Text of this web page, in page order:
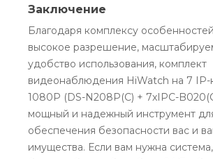
Заключение
Благодаря комплексу
высокое разрешение,
удобство использования, комплект
видеонаблюдения HiWatch на 7
1080P (DS-N208P(C) + 7xIPC-
мощный и надежный инструмент
обеспечения безопасности вас и
имущества. Если вам нужна